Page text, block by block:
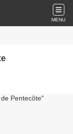
MENU